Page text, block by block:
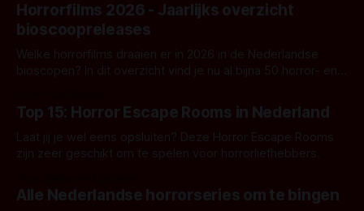
Horrorfilms 2026 - Jaarlijks overzicht
bioscoopreleases
Welke horrorfilms draaien er in 2026 in de Nederlandse
bioscopen? In dit overzicht vind je nu al bijna 50 horror- en
Top 15: Horror Escape Rooms in Nederland
Laat jij je wel eens opsluiten? Deze Horror Escape Rooms
zijn zeer geschikt om te spelen voor horrorliefhebbers.
Alle Nederlandse horrorseries om te bingen